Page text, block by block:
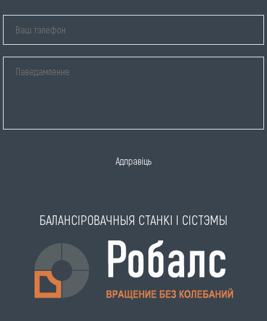
Адправіць
БАЛАНСІРОВАЧНЫЯ СТАНКІ І СІСТЭМЫ